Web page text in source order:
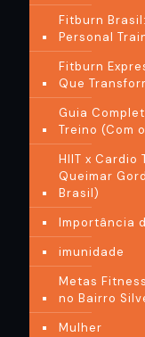
Fitburn
Personal
Fitburn
Que
Guia
Treino (Com
HIIT x Cardio
Queimar
Brasil)
Importância
imunidade
Metas
no Bairro
Mulher